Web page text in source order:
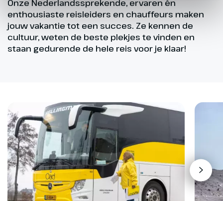
Onze Nederlandssprekende, ervaren én
enthousiaste reisleiders en chauffeurs maken
jouw vakantie tot een succes. Ze kennen de
cultuur, weten de beste plekjes te vinden en
staan gedurende de hele reis voor je klaar!